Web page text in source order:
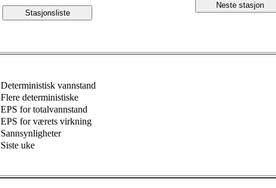
Stasjonsliste
Neste stasjon
Deterministisk vannstand
Flere deterministiske
EPS for totalvannstand
EPS for værets virkning
Sannsynligheter
Siste uke